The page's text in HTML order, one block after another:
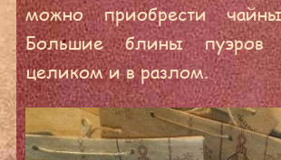
можно приобрести
Большие блины пуэров
целиком и в разлом.